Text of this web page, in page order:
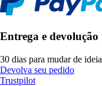
Entrega e devolução
30 dias para mudar de ideia
Devolva seu pedido
Trustpilot